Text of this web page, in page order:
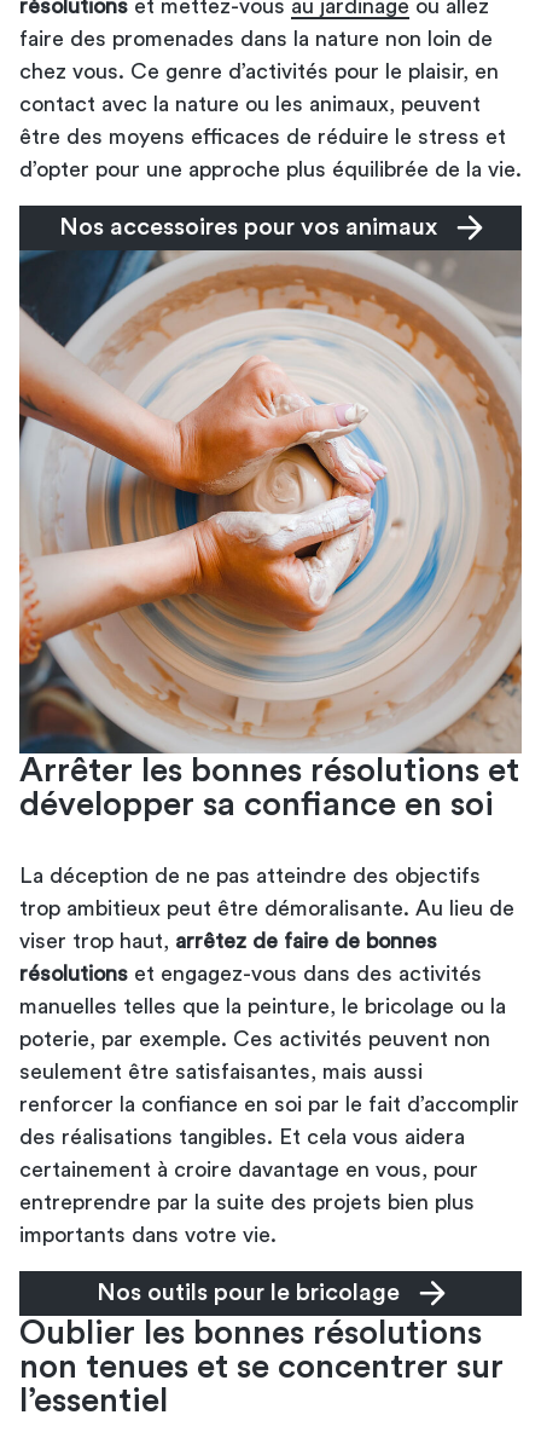
résolutions et mettez-vous au jardinage ou allez
faire des promenades dans la nature non loin de
chez vous. Ce genre d’activités pour le plaisir, en
contact avec la nature ou les animaux, peuvent
être des moyens efficaces de réduire le stress et
d’opter pour une approche plus équilibrée de la vie.
Nos accessoires pour vos animaux
Arrêter les bonnes résolutions et
développer sa confiance en soi
La déception de ne pas atteindre des objectifs
trop ambitieux peut être démoralisante. Au lieu de
viser trop haut, arrêtez de faire de bonnes
résolutions et engagez-vous dans des activités
manuelles telles que la peinture, le bricolage ou la
poterie, par exemple. Ces activités peuvent non
seulement être satisfaisantes, mais aussi
renforcer la confiance en soi par le fait d’accomplir
des réalisations tangibles. Et cela vous aidera
certainement à croire davantage en vous, pour
entreprendre par la suite des projets bien plus
importants dans votre vie.
Nos outils pour le bricolage
Oublier les bonnes résolutions
non tenues et se concentrer sur
l’essentiel